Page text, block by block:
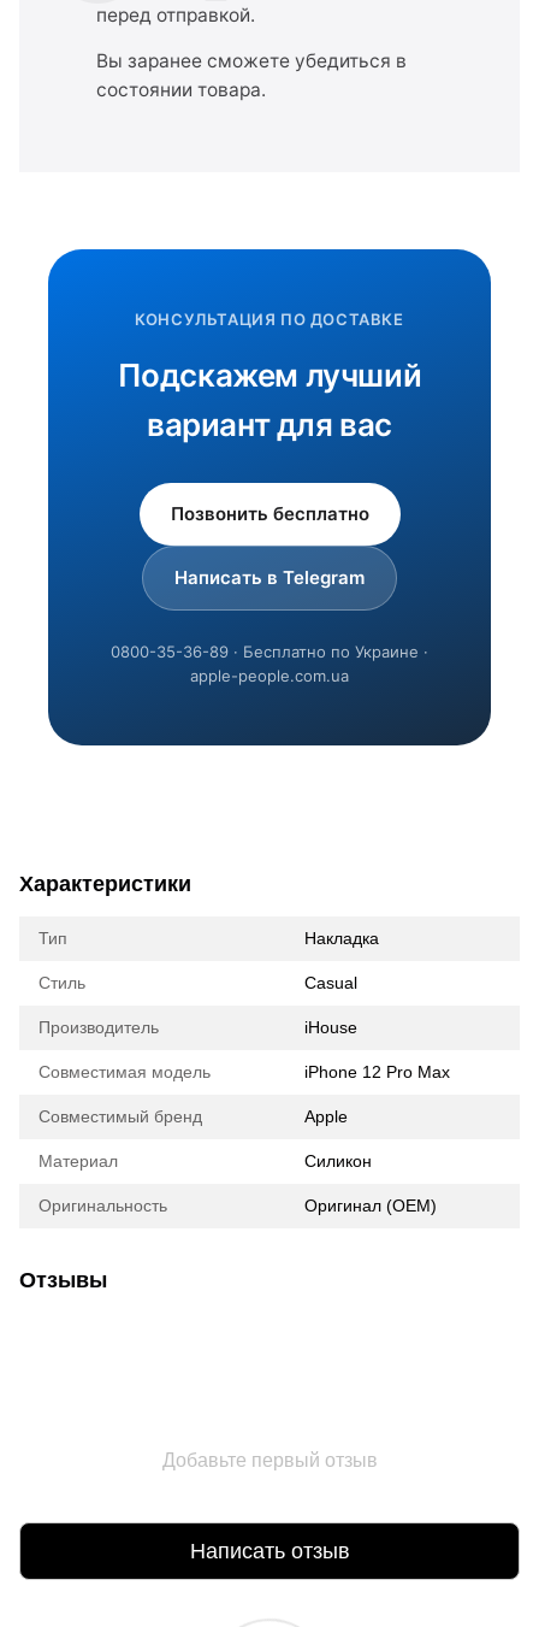
перед отправкой.
Вы заранее сможете убедиться в
состоянии товара.
КОНСУЛЬТАЦИЯ ПО ДОСТАВКЕ
Подскажем лучший
вариант для вас
Позвонить бесплатно
Написать в Telegram
0800-35-36-89 · Бесплатно по Украине ·
apple-people.com.ua
Характеристики
Тип Накладка
Стиль Casual
Производитель iHouse
Совместимая модель iPhone 12 Pro Max
Совместимый бренд Apple
Материал Силикон
Оригинальность Оригинал (ОЕМ)
Отзывы
Добавьте первый отзыв
Написать отзыв